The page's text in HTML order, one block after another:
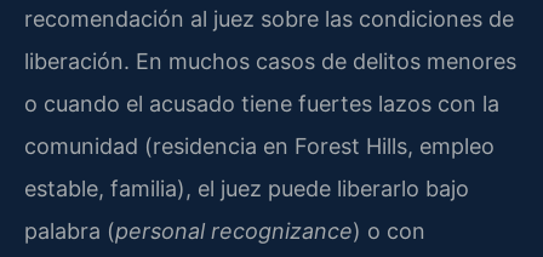
recomendación al juez sobre las condiciones de
liberación. En muchos casos de delitos menores
o cuando el acusado tiene fuertes lazos con la
comunidad (residencia en Forest Hills, empleo
estable, familia), el juez puede liberarlo bajo
palabra (personal recognizance) o con